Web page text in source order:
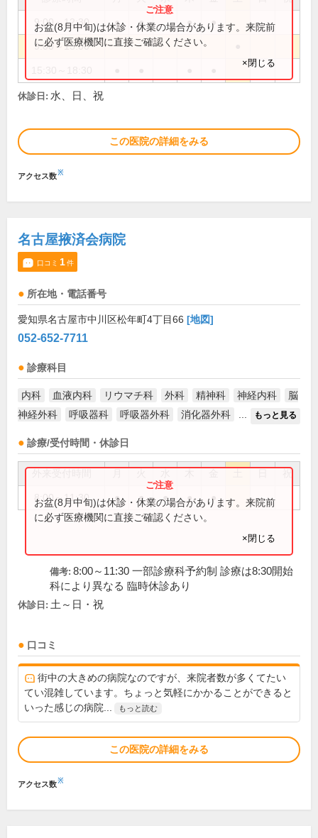
9:00～12:30 ● ● ● ●
9:00～13:00
お盆(8月中旬)は休診・休業の場合があります。来院前
に必ず医療機関に直接ご確認ください。
×閉じる
休診日: 水、日、祝
この医院の詳細をみる
アクセス数※
名古屋掖済会病院
口コミ 1件
所在地・電話番号
愛知県名古屋市中川区松年町4丁目66 [地図]
052-652-7711
診療科目
内科 血液内科 リウマチ科 外科 精神科 神経内科
脳
神経外科
呼吸器科 呼吸器外科 消化器外科 もっと見る
診療/受付時間・休診日
祝
8:00～11:30 ● ● ● ● ●
お盆(8月中旬)は休診・休業の場合があります。来院前
に必ず医療機関に直接ご確認ください。
×閉じる
備考: 8:00～11:30 一部診療科予約制 診療は8:30開始
科により異なる 臨時休診あり
休診日: 土～日・祝
口コミ
街中の大きめの病院なのですが、来院者数が多くてたい
てい混雑しています。ちょっと気軽にかかることができると
いった感じの病院...
もっと読む
この医院の詳細をみる
アクセス数※